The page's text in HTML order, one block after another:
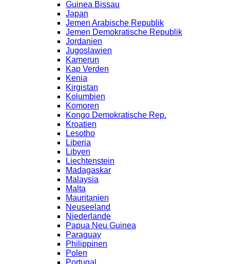
Guinea Bissau
Japan
Jemen Arabische Republik
Jemen Demokratische Republik
Jordanien
Jugoslawien
Kamerun
Kap Verden
Kenia
Kirgistan
Kolumbien
Komoren
Kongo Demokratische Rep.
Kroatien
Lesotho
Liberia
Libyen
Liechtenstein
Madagaskar
Malaysia
Malta
Mauritanien
Neuseeland
Niederlande
Papua Neu Guinea
Paraguay
Philippinen
Polen
Portugal